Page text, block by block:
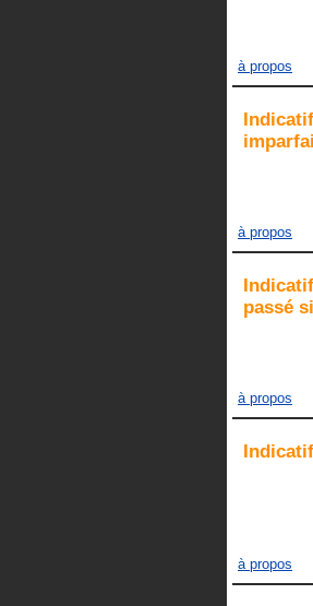
à propos
Indicatif
à propos
Indicatif
passé
à propos
Indicatif
à propos